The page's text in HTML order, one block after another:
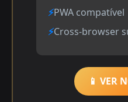
PWA compatível
Cross-browser
📱 VER